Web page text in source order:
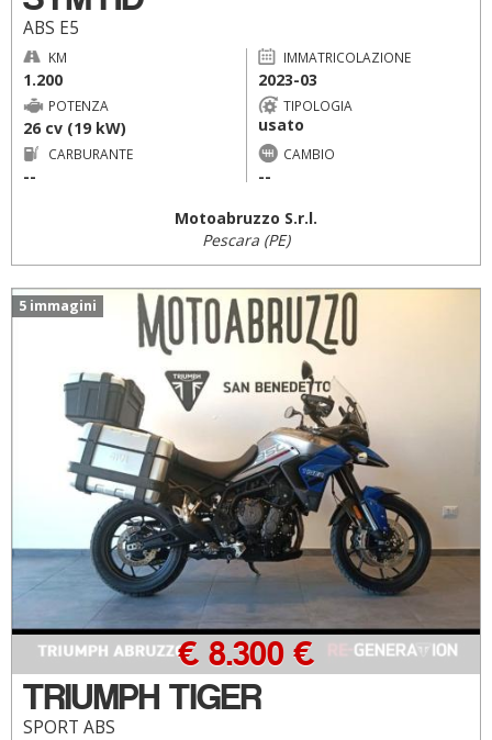
ABS E5
KM
1.200
IMMATRICOLAZIONE
2023-03
POTENZA
26 cv (19 kW)
TIPOLOGIA
usato
CARBURANTE
--
CAMBIO
--
Motoabruzzo S.r.l.
Pescara (PE)
5 immagini
TRIUMPH TIGER
SPORT ABS
€ 8.300 €